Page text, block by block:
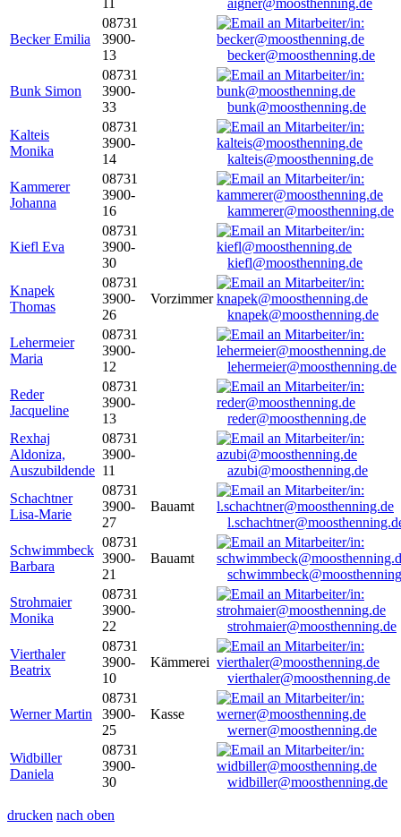
aigner@moosthenning.de
Becker Emilia
08731
3900-
13
becker@moosthenning.de
Bunk Simon
08731
3900-
33
bunk@moosthenning.de
Kalteis
Monika
08731
3900-
14
kalteis@moosthenning.de
Kammerer
Johanna
08731
3900-
16
kammerer@moosthenning.de
Kiefl Eva
08731
3900-
30
kiefl@moosthenning.de
Knapek
Thomas
08731
3900-
26
Vorzimmer
knapek@moosthenning.de
Lehermeier
Maria
08731
3900-
12
lehermeier@moosthenning.de
Reder
Jacqueline
08731
3900-
13
reder@moosthenning.de
Rexhaj
Aldoniza,
Auszubildende
08731
3900-
11
azubi@moosthenning.de
Schachtner
Lisa-Marie
08731
3900-
27
Bauamt
Schwimmbeck
Barbara
08731
3900-
21
Bauamt
Strohmaier
Monika
08731
3900-
22
strohmaier@moosthenning.de
Vierthaler
Beatrix
08731
3900-
10
Kämmerei
vierthaler@moosthenning.de
Werner Martin
08731
3900-
25
Kasse
werner@moosthenning.de
Widbiller
Daniela
08731
3900-
30
widbiller@moosthenning.de
drucken nach oben